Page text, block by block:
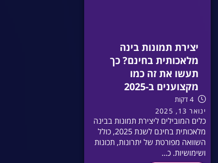
יצירת תמונות בינה
מלאכותית בחינם? כך
תעשו את זה כמו
מקצוענים ב-2025
4 דקות
ינואר 13, 2025
כלים המובילים ליצירת תמונות בבינה
מלאכותית בחינם לשנת 2025, כולל
השוואה מפורטת של יתרונות, תכונות
ושימושיות. כ...